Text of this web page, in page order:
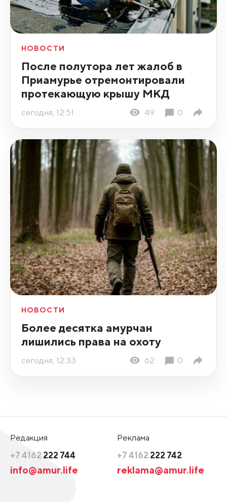
НОВОСТИ
После полутора лет жалоб в
Приамурье отремонтировали
протекающую крышу МКД
сегодня, 12:51 49 0
НОВОСТИ
Более десятка амурчан
лишились права на охоту
сегодня, 12:33 62 0
Редакция
+7 4162 222 744
info@amur.life
Реклама
+7 4162 222 742
reklama@amur.life